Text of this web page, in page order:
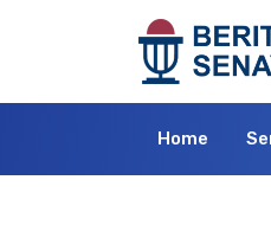
Home